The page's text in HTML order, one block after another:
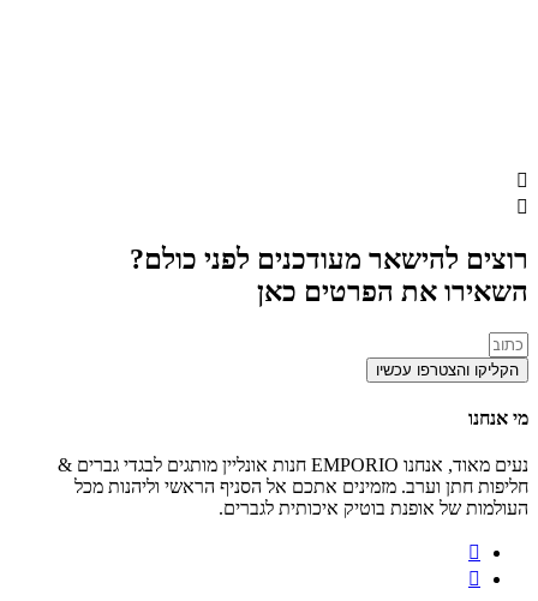
רוצים להישאר מעודכנים לפני כולם?
השאירו את הפרטים כאן
הקליקו והצטרפו עכשיו
מי אנחנו
נעים מאוד, אנחנו EMPORIO חנות אונליין מותגים לבגדי גברים &
חליפות חתן וערב. מזמינים אתכם אל הסניף הראשי וליהנות מכל
העולמות של אופנת בוטיק איכותית לגברים.